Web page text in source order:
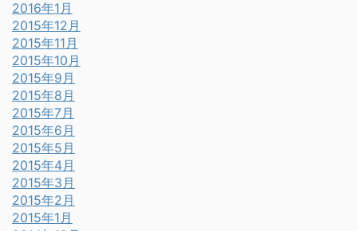
2016年1月
2015年12月
2015年11月
2015年10月
2015年9月
2015年8月
2015年7月
2015年6月
2015年5月
2015年4月
2015年3月
2015年2月
2015年1月